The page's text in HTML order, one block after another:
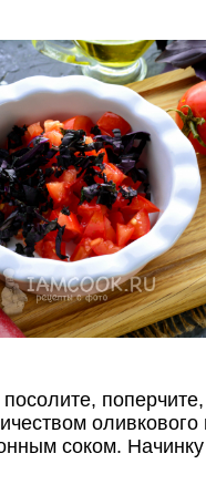
посолите,
оливкового
соком. Начинку